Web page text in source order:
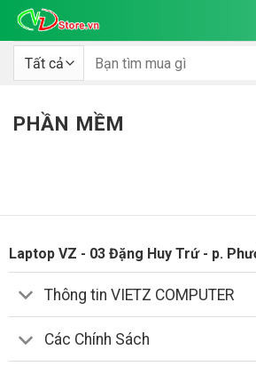
qua
dung
Tìm
kiếm:
PHẦN MỀM
Laptop VZ - 03 Đặng Huy Trứ - p.
Thông tin VIETZ COMPUTER
Các Chính Sách